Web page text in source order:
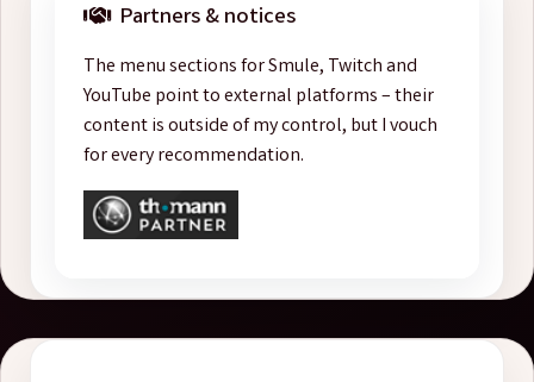
Partners & notices
The menu sections for Smule, Twitch and
YouTube point to external platforms – their
content is outside of my control, but I vouch
for every recommendation.